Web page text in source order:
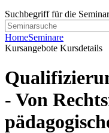
Suchbegriff für die
HomeSeminare
Kursangebote Kursdetails
- Von